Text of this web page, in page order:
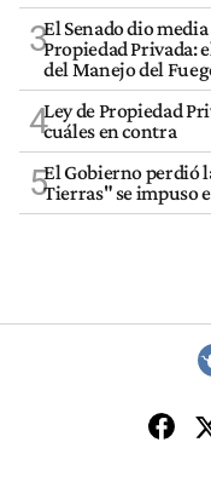
3El Senado dio
Propiedad Privada:
del Manejo del
4Ley de Propiedad
cuáles en contra
5El Gobierno perdió
Tierras" se impuso